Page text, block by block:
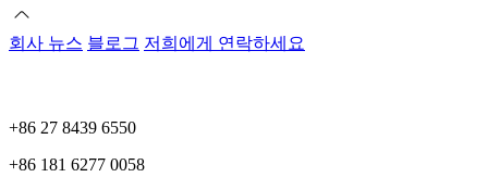
회사 뉴스 블로그 저희에게 연락하세요
+86 27 8439 6550
+86 181 6277 0058